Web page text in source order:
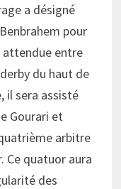
a désigné
pour
entre
du haut de
il sera assisté
Gourari et
arbitre
Ce quatuor aura
des